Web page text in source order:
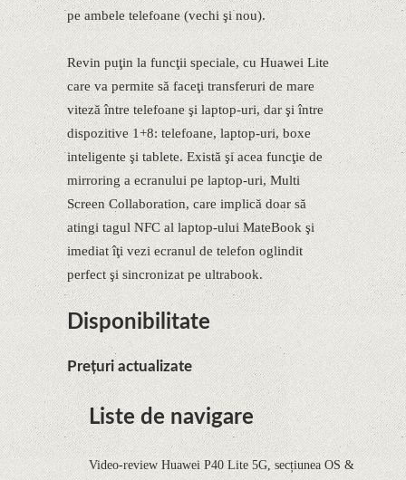
pe ambele telefoane (vechi şi nou).
Revin puţin la funcţii speciale, cu Huawei Lite
care va permite să faceţi transferuri de mare
viteză între telefoane şi laptop-uri, dar şi între
dispozitive 1+8: telefoane, laptop-uri, boxe
inteligente şi tablete. Există şi acea funcţie de
mirroring a ecranului pe laptop-uri, Multi
Screen Collaboration, care implică doar să
atingi tagul NFC al laptop-ului MateBook şi
imediat îţi vezi ecranul de telefon oglindit
perfect şi sincronizat pe ultrabook.
Disponibilitate
Prețuri actualizate
Liste de navigare
Video-review Huawei P40 Lite 5G, secțiunea OS &